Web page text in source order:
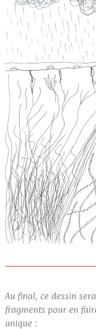
Au final, ce dessin
fragments pour en
unique :